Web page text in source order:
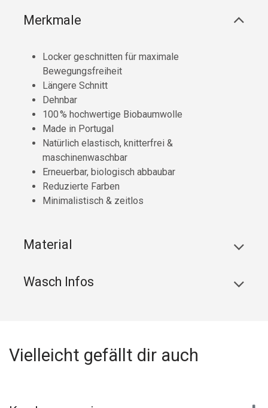
Merkmale
Locker geschnitten für maximale
Bewegungsfreiheit
Längere Schnitt
Dehnbar
100 % hochwertige Biobaumwolle
Made in Portugal
Natürlich elastisch, knitterfrei &
maschinenwaschbar
Erneuerbar, biologisch abbaubar
Reduzierte Farben
Minimalistisch & zeitlos
Material
Wasch Infos
Vielleicht gefällt dir auch